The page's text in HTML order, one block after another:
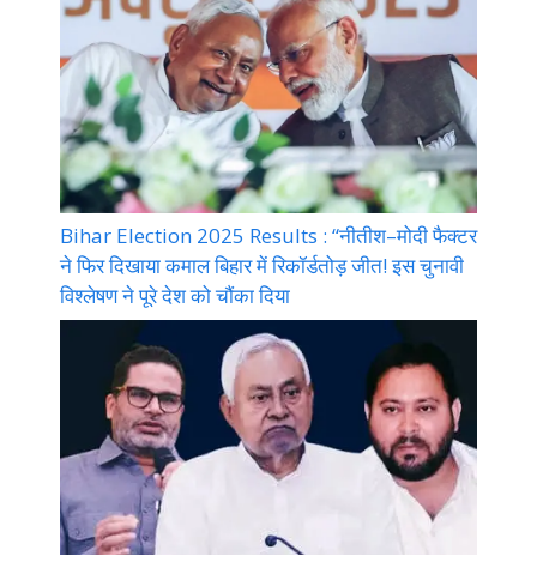
Bihar Election 2025 Results : “नीतीश–मोदी फैक्टर
ने फिर दिखाया कमाल बिहार में रिकॉर्डतोड़ जीत! इस चुनावी
विश्लेषण ने पूरे देश को चौंका दिया